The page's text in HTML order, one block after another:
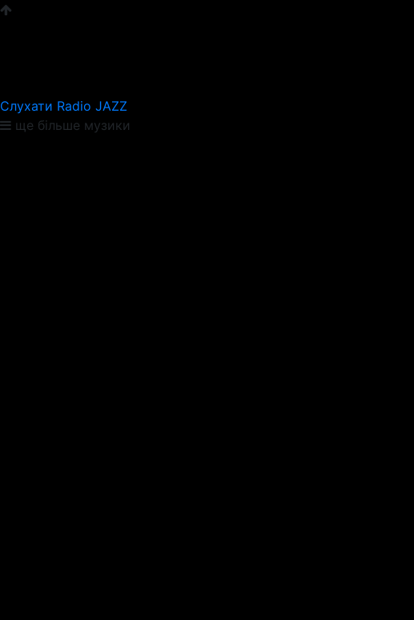
Слухати Radio JAZZ
ще більше музики